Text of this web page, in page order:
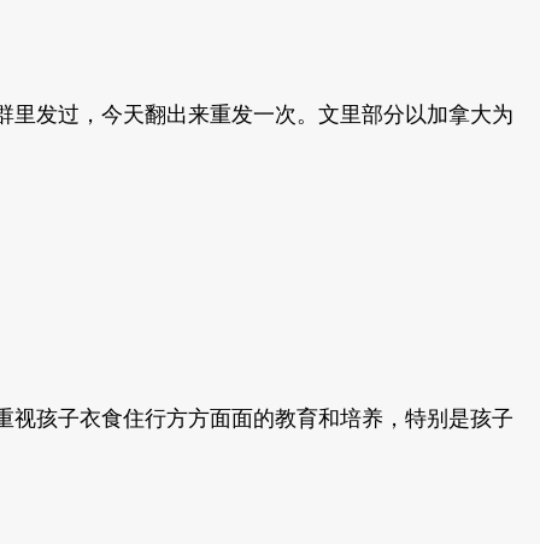
发过，今天翻出来重发一次。文里部分以加拿大为
孩子衣食住行方方面面的教育和培养，特别是孩子